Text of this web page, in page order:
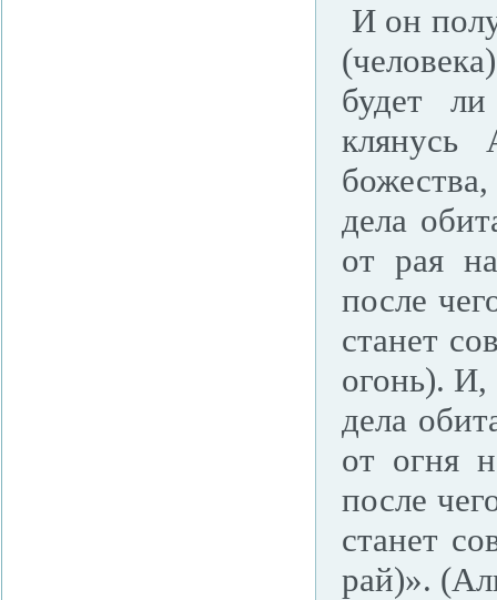
И он
будет
клянусь
дела
от рая
после
станет
огонь). И,
дела
от огня
после
станет
рай)».